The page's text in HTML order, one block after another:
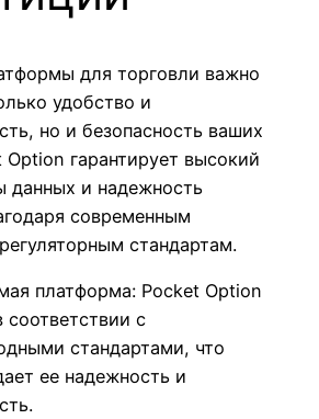
для торговли важно
удобство и
но и безопасность ваших
Option гарантирует высокий
данных и надежность
современным
стандартам.
платформа: Pocket Option
соответствии с
стандартами, что
ее надежность и